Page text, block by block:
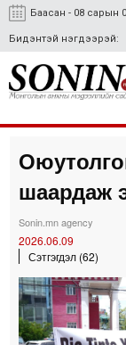
Баасан - 08 сарын
Бидэнтэй нэгдээрэй:
шаардаж
Sonin.mn agency
2026.06.09
Сэтгэгдэл (62)